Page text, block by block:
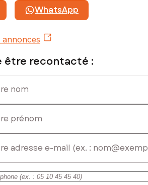
WhatsApp
annonces
être recontacté :